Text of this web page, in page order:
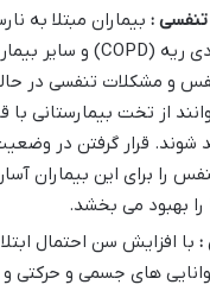
: بیماران مبتلا به
ریه (COPD)
و سایر
و مشکلات تنفسی در
از تخت بیمارستانی با
شوند. قرار گرفتن در
را برای این بیماران
بهبود می بخشد.
: با افزایش سن احتمال
های جسمی و حرکتی و